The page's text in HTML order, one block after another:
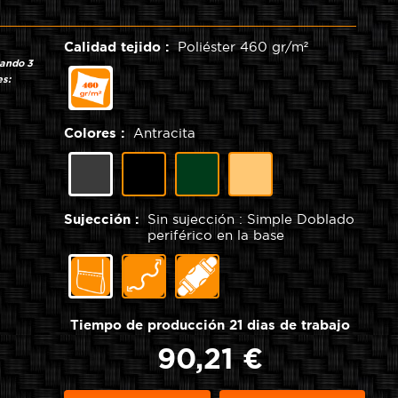
3
Calidad tejido :Poliéster 460 gr/m²
Poliéster
460
gr/m²
Colores :Antracita
Antracita Negro Arena
Sujección : Sin sujección : Simple Doblado
periférico en la base
Sin
sujección
:
Simple
Doblado
periférico
en
base
Elástico
en
la
de
la
Funda
Correa
con
cierre
clip
Tiempo de producción 21 dias de trabajo
90,21 €